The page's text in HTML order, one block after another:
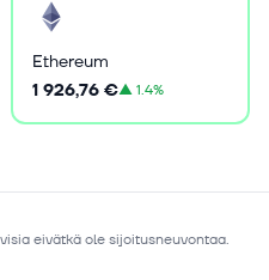
Ethereum
1 926,76 €▲1.4%
eivätkä ole sijoitusneuvontaa.